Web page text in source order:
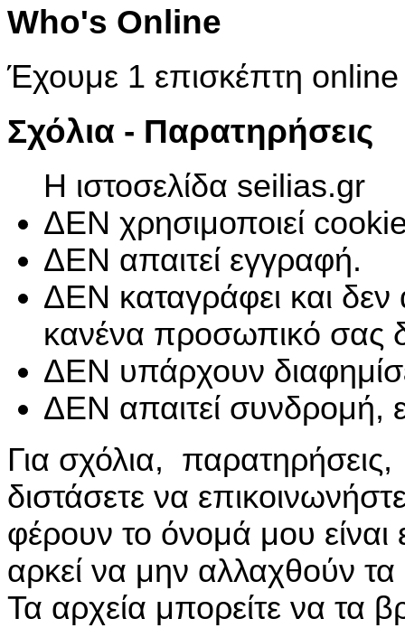
Who's Online
Έχουμε 1 επισκέπτη online
Σχόλια - Παρατηρήσεις
Η ιστοσελίδα seilias.gr
ΔΕΝ χρησιμοποιεί
ΔΕΝ απαιτεί εγγραφή.
ΔΕΝ καταγράφει και δεν
κανένα προσωπικό σας
ΔΕΝ υπάρχουν
ΔΕΝ απαιτεί συνδρομή,
Για σχόλια,
διστάσετε να
φέρουν το όνομά μου
αρκεί να μην αλλαχθούν τα
Τα αρχεία μπορείτε να τα